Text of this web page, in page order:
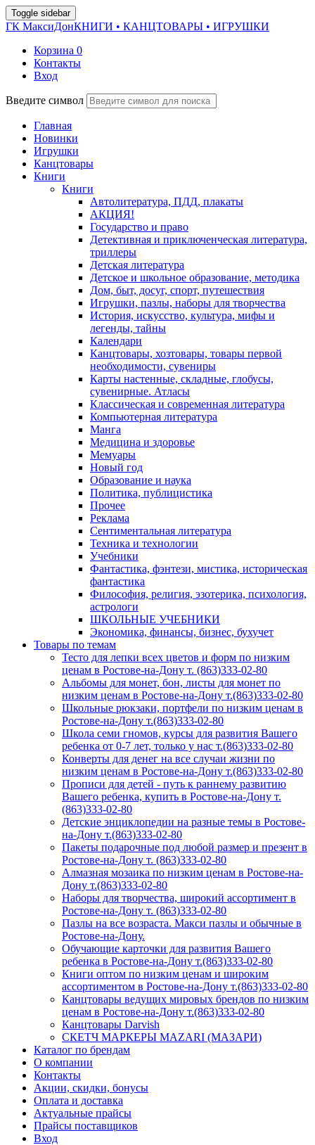
Toggle sidebar
ГК МаксиДонКНИГИ • КАНЦТОВАРЫ • ИГРУШКИ
Корзина 0
Контакты
Вход
Введите символ
Главная
Новинки
Игрушки
Канцтовары
Книги
Книги
Автолитература, ПДД, плакаты
АКЦИЯ!
Государство и право
Детективная и приключенческая литература,
триллеры
Детская литература
Детское и школьное образование, методика
Дом, быт, досуг, спорт, путешествия
Игрушки, пазлы, наборы для творчества
История, искусство, культура, мифы и
легенды, тайны
Календари
Канцтовары, хозтовары, товары первой
необходимости, сувениры
Карты настенные, складные, глобусы,
сувенирные. Атласы
Классическая и современная литература
Компьютерная литература
Манга
Медицина и здоровье
Мемуары
Новый год
Образование и наука
Политика, публицистика
Прочее
Реклама
Сентиментальная литература
Техника и технологии
Учебники
Фантастика, фэнтези, мистика, историческая
фантастика
Философия, религия, эзотерика, психология,
астрологи
ШКОЛЬНЫЕ УЧЕБНИКИ
Экономика, финансы, бизнес, бухучет
Товары по темам
Тесто для лепки всех цветов и форм по низким
ценам в Ростове-на-Дону т. (863)333-02-80
Альбомы для монет, бон, листы для монет по
низким ценам в Ростове-на-Дону т.(863)333-02-80
Школьные рюкзаки, портфели по низким ценам в
Ростове-на-Дону т.(863)333-02-80
Школа семи гномов, курсы для развития Вашего
ребенка от 0-7 лет, только у нас т.(863)333-02-80
Конверты для денег на все случаи жизни по
низким ценам в Ростове-на-Дону т.(863)333-02-80
Прописи для детей - путь к раннему развитию
Вашего ребенка, купить в Ростове-на-Дону т.
(863)333-02-80
Детские энциклопедии на разные темы в Ростове-
на-Дону т.(863)333-02-80
Пакеты подарочные под любой размер и презент в
Ростове-на-Дону т. (863)333-02-80
Алмазная мозаика по низким ценам в Ростове-на-
Дону т.(863)333-02-80
Наборы для творчества, широкий ассортимент в
Ростове-на-Дону т. (863)333-02-80
Пазлы на все возраста. Макси пазлы и обычные в
Ростове-на-Дону.
Обучающие карточки для развития Вашего
ребенка в Ростове-на-Дону т.(863)333-02-80
Книги оптом по низким ценам и широким
ассортиментом в Ростове-на-Дону т.(863)333-02-80
Канцтовары ведущих мировых брендов по низким
ценам в Ростове-на-Дону т.(863)333-02-80
Канцтовары Darvish
СКЕТЧ МАРКЕРЫ MAZARI (МАЗАРИ)
Каталог по брендам
О компании
Контакты
Акции, скидки, бонусы
Оплата и доставка
Актуальные прайсы
Прайсы поставщиков
Вход